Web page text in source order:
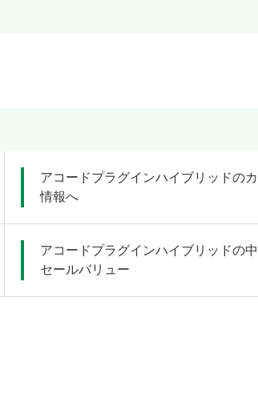
アコードプラグインハイブリッドの
情報へ
アコードプラグインハイブリッドの
セールバリュー